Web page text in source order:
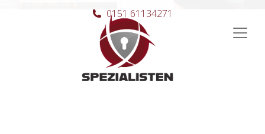
Hauptnavigation
0151 61134271